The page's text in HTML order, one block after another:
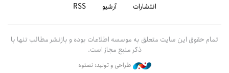
انتشارات
آرشیو RSS
تمام حقوق این سایت متعلق به موسسه اطلاعات بوده و بازنشر مطالب تنها با
ذکر منبع مجاز است.
طراحی و تولید: نستوه